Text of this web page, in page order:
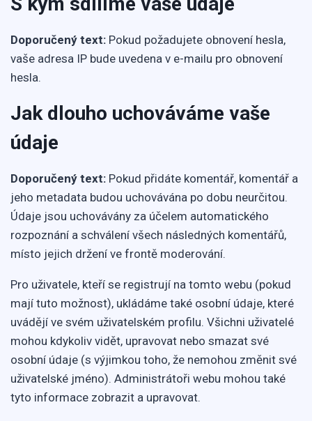
Doporučený text: Pokud požadujete obnovení hesla,
vaše adresa IP bude uvedena v e-mailu pro obnovení
hesla.
Jak dlouho uchováváme vaše
údaje
Doporučený text: Pokud přidáte komentář, komentář a
jeho metadata budou uchovávána po dobu neurčitou.
Údaje jsou uchovávány za účelem automatického
rozpoznání a schválení všech následných komentářů,
místo jejich držení ve frontě moderování.
Pro uživatele, kteří se registrují na tomto webu (pokud
mají tuto možnost), ukládáme také osobní údaje, které
uvádějí ve svém uživatelském profilu. Všichni uživatelé
mohou kdykoliv vidět, upravovat nebo smazat své
osobní údaje (s výjimkou toho, že nemohou změnit své
uživatelské jméno). Administrátoři webu mohou také
tyto informace zobrazit a upravovat.